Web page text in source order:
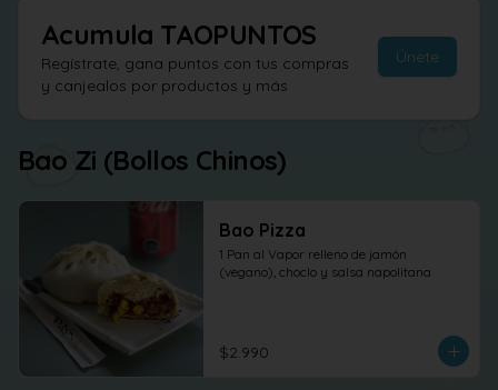
Acumula TAOPUNTOS
Regístrate, gana puntos con tus compras
y canjealos por productos y más
Únete
Bao Zi (Bollos Chinos)
Bao Pizza
1 Pan al Vapor relleno de jamón
(vegano), choclo y salsa napolitana
$2.990